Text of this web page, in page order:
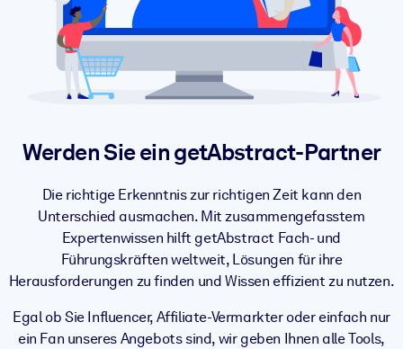
Gesundheit & Wohlbefinden
Bauen Sie eine gesunde und resiliente Belegschaft auf.
Integrieren Sie kompaktes, verifiziertes Wissen in Ihr LMS/LXP für
Für Unternehmensbibliotheken
Bereichern Sie Ihre Unternehmensbibliothek mit
vertrauenswürdigem, praxisnahem Business-Wissen.
Für KI-Systeme
Nutzen Sie verlässliches, strukturiertes Wissen, um die Ergebnisse
Ihrer KI-Systeme zu optimieren.
Werden Sie ein getAbstract-Partner
Die richtige Erkenntnis zur richtigen Zeit kann den
Unterschied ausmachen. Mit zusammengefasstem
Expertenwissen hilft getAbstract Fach- und
Führungskräften weltweit, Lösungen für ihre
Herausforderungen zu finden und Wissen effizient zu nutzen.
Egal ob Sie Influencer, Affiliate-Vermarkter oder einfach nur
ein Fan unseres Angebots sind, wir geben Ihnen alle Tools,